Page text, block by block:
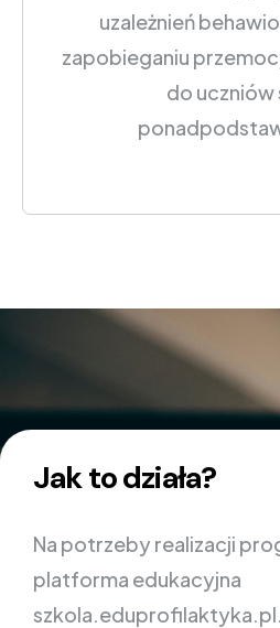
uzależnień
zapobieganiu
do uczniów
Jak to działa?
Na potrzeby realizacji
platforma edukacyjna